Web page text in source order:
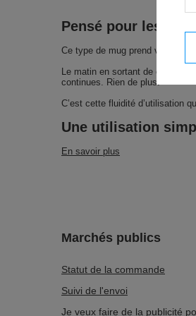
Pensé pour les
Ce type de mug prend vraiment
Le matin en sortant de chez toi,
continues. Rien de plus.
C’est cette fluidité d’utilisation
Une utilisation
En savoir plus
Marchés publics
Statut de la commande
Suivi de l'envoi
Je veux faire de la publicité